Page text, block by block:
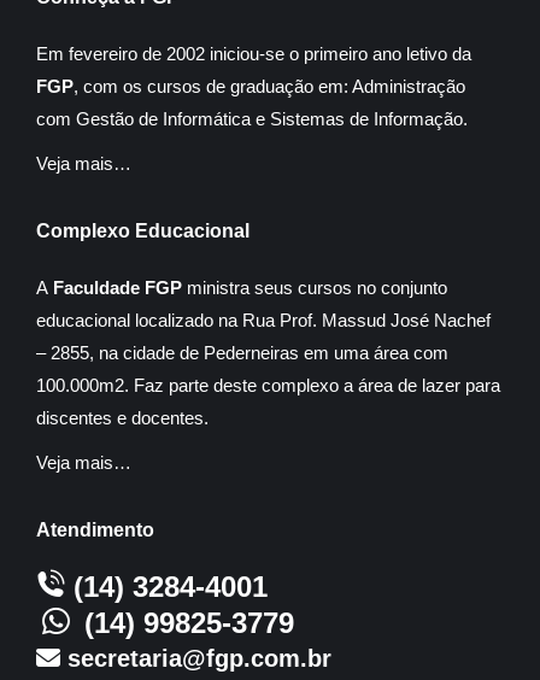
Em fevereiro de 2002 iniciou-se o primeiro ano letivo da
FGP, com os cursos de graduação em: Administração
com Gestão de Informática e Sistemas de Informação.
Veja mais…
Complexo Educacional
A Faculdade FGP ministra seus cursos no conjunto
educacional localizado na Rua Prof. Massud José Nachef
– 2855, na cidade de Pederneiras em uma área com
100.000m2. Faz parte deste complexo a área de lazer para
discentes e docentes.
Veja mais…
Atendimento
(14) 3284-4001
(14) 99825-3779
secretaria@fgp.com.br